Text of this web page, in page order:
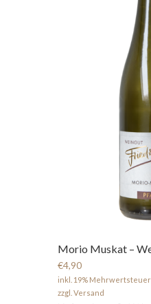
Morio Muskat –
€4,90
inkl. 19% Mehrwertsteuer
zzgl. Versand